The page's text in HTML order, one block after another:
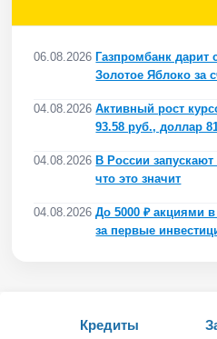
06.08.2026 Газпромбанк дарит
Золотое Яблоко за
04.08.2026Активный рост
93.58 руб., доллар
04.08.2026 В России
что это значит
04.08.2026До 5000 ₽ акциями
за первые
Кредиты